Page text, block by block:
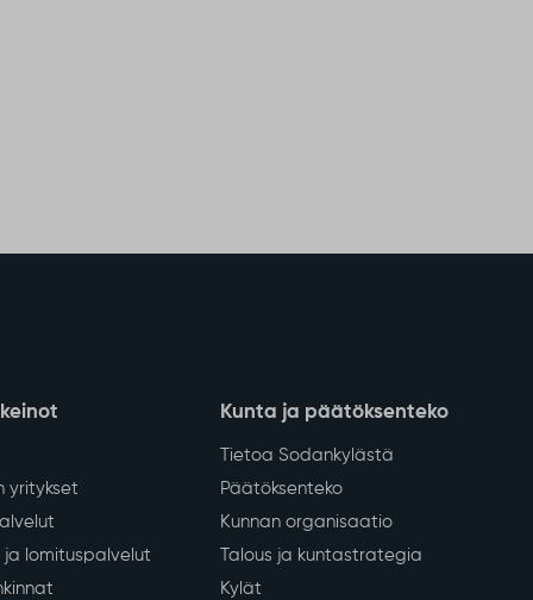
yritykset
lomituspalvelut
Kunta ja päätöksenteko
Tietoa Sodankylästä
Päätöksenteko
Kunnan organisaatio
Talous ja kuntastrategia
Kylät